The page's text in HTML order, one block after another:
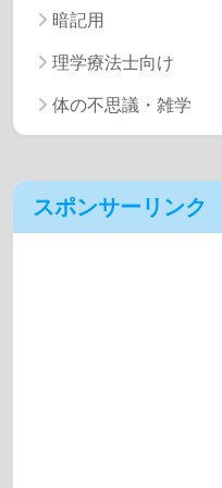
暗記用
理学療法士向け
体の不思議・雑学
スポンサーリンク